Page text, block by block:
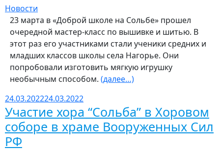
Новости
23 марта в «Доброй школе на Сольбе» прошел
очередной мастер-класс по вышивке и шитью. В
этот раз его участниками стали ученики средних и
младших классов школы села Нагорье. Они
попробовали изготовить мягкую игрушку
необычным способом. (далее…)
24.03.202224.03.2022
Участие хора “Сольба” в Хоровом
соборе в храме Вооруженных Сил
РФ